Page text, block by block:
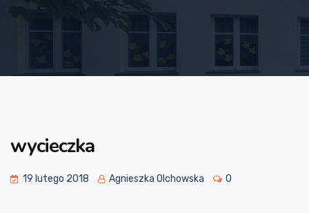
wycieczka
19 lutego 2018 Agnieszka Olchowska 0